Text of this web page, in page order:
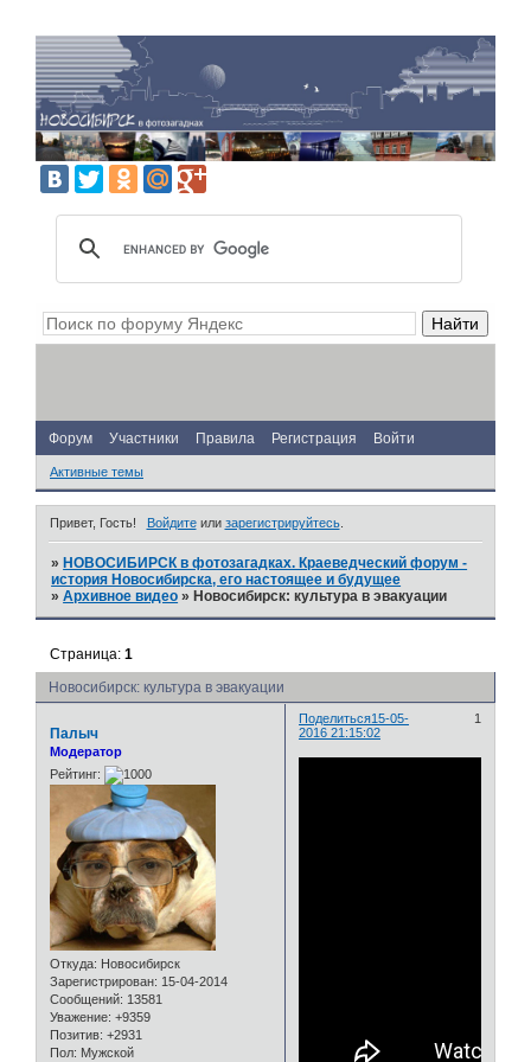
Форум Участники Правила Регистрация Войти
Активные темы
Привет, Гость! Войдитеили зарегистрируйтесь.
» НОВОСИБИРСК в фотозагадках. Краеведческий форум -
история Новосибирска, его настоящее и будущее
»Архивное видео » Новосибирск: культура в эвакуации
Новосибирск: культура в эвакуации
Страница:1
Поделиться 1
15-05-
2016 21:15:02
Палыч
Модератор
Рейтинг:
Откуда: Новосибирск
Зарегистрирован: 15-04-2014
Сообщений: 13581
Уважение: +9359
Позитив: +2931
Пол: Мужской